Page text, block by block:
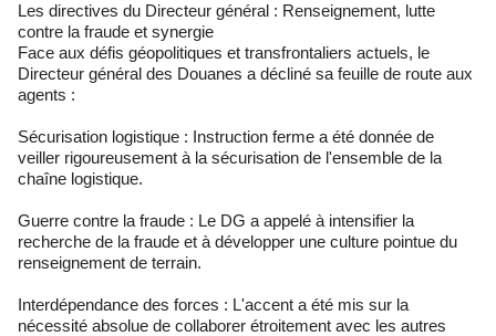
Les directives du Directeur général : Renseignement, lutte
contre la fraude et synergie
Face aux défis géopolitiques et transfrontaliers actuels, le
Directeur général des Douanes a décliné sa feuille de route aux
agents :
Sécurisation logistique : Instruction ferme a été donnée de
veiller rigoureusement à la sécurisation de l'ensemble de la
chaîne logistique.
Guerre contre la fraude : Le DG a appelé à intensifier la
recherche de la fraude et à développer une culture pointue du
renseignement de terrain.
Interdépendance des forces : L'accent a été mis sur la
nécessité absolue de collaborer étroitement avec les autres